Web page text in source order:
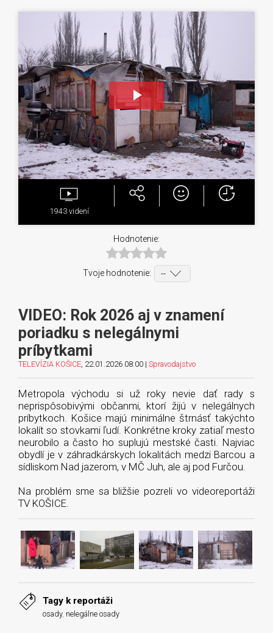
Play
Video
1943 videní
Hodnotenie:
Tvoje hodnotenie:
VIDEO: Rok 2026 aj v znamení
poriadku s nelegálnymi
príbytkami
TELEVÍZIA KOŠICE , 22.01.2026 08:00 | Spravodajstvo
Metropola východu si už roky nevie dať rady s
neprispôsobivými občanmi, ktorí žijú v nelegálnych
príbytkoch. Košice majú minimálne štrnásť takýchto
lokalít so stovkami ľudí. Konkrétne kroky zatiaľ mesto
neurobilo a často ho suplujú mestské časti. Najviac
obydlí je v záhradkárskych lokalitách medzi Barcou a
sídliskom Nad jazerom, v MČ Juh, ale aj pod Furčou.
Na problém sme sa bližšie pozreli vo videoreportáži
TV KOŠICE.
Tagy k reportáži
osady, nelegálne osady